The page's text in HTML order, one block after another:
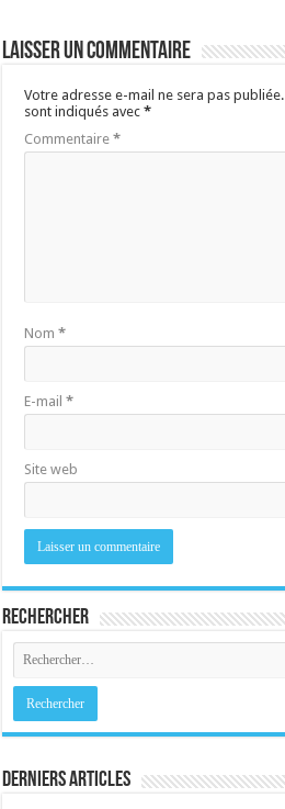
Laisser un commentaire
Votre adresse e-mail ne sera pas publiée.
sont indiqués avec*
Commentaire*
Nom*
E-mail*
Site web
Rechercher
Derniers Articles